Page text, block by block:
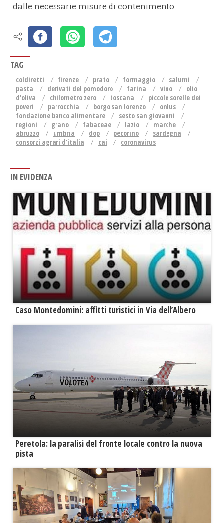
dalle necessarie misure di contenimento.
TAG
coldiretti firenze prato formaggio
salumi
pasta
derivati del pomodoro farina vino
olio
d'oliva
chilometro zero toscana
piccole sorelle dei
poveri
parrocchia borgo san lorenzo
onlus
fondazione banco alimentare
sesto san giovanni
regioni
grano fabaceae lazio
marche
abruzzo
umbria dop pecorino
sardegna
consorzi agrari d'italia
cai coronavirus
IN EVIDENZA
Caso Montedomini: affitti turistici in Via dell’Albero
Peretola: la paralisi del fronte locale contro la nuova
pista